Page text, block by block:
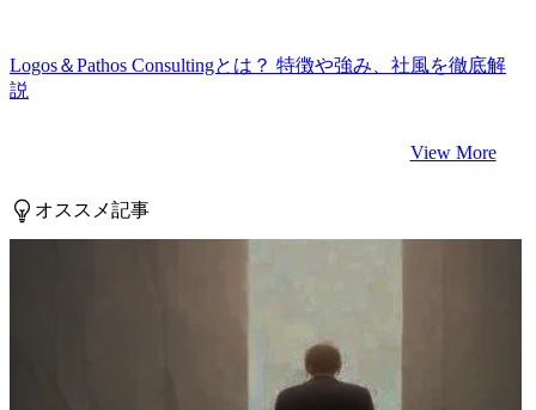
Logos＆Pathos Consultingとは？ 特徴や強み、社風を徹底解
説
View More
オススメ記事